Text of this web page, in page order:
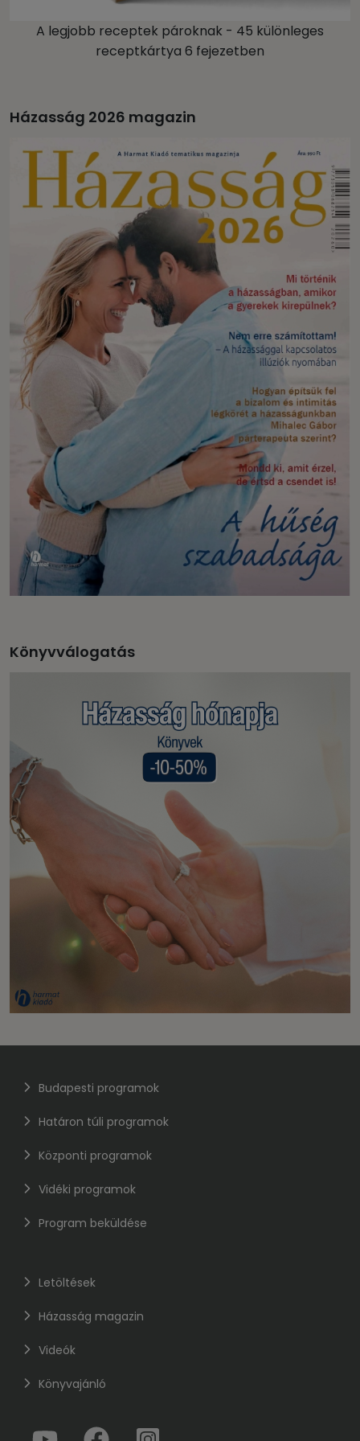
A legjobb receptek pároknak - 45 különleges
receptkártya 6 fejezetben
Házasság 2026 magazin
Könyvválogatás
Budapesti programok
Határon túli programok
Központi programok
Vidéki programok
Program beküldése
Letöltések
Házasság magazin
Videók
Könyvajánló